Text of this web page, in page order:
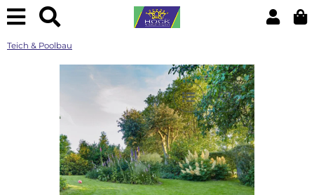
Teich & Poolbau